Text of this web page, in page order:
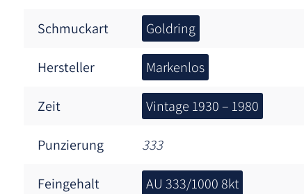
Schmuckart Goldring
Hersteller Markenlos
Zeit Vintage 1930 – 1980
Punzierung 333
Feingehalt AU 333/1000 8kt